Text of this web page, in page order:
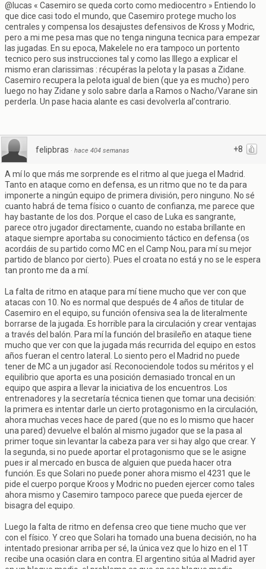
@lucas « Casemiro se queda corto como mediocentro » Entiendo lo
que dice casi todo el mundo, que Casemiro protege mucho los
centrales y compensa los desajustes defensivos de Kross y Modric,
pero a mi me pesa mas que no tenga ninguna tecnica para empezar
las jugadas. En su epoca, Makelele no era tampoco un portento
tecnico pero sus instrucciones tal y como las lllego a explicar el
mismo eran clarissimas : récupéras la pelota y la pasas a Zidane.
Casemiro recupera la pelota igual de bien (que ya es mucho) pero
luego no hay Zidane y solo sabre darla a Ramos o Nacho/Varane sin
perderla. Un pase hacia alante es casi devolverla al’contrario.
+8
felipbras · hace 404 semanas
A mí lo que más me sorprende es el ritmo al que juega el Madrid.
Tanto en ataque como en defensa, es un ritmo que no te da para
imponerte a ningún equipo de primera división, pero ninguno. No sé
cuanto habrá de tema físico o cuanto de confianza, me parece que
hay bastante de los dos. Porque el caso de Luka es sangrante,
parece otro jugador directamente, cuando no estaba brillante en
ataque siempre aportaba su conocimiento táctico en defensa (os
acordáis de su partido como MC en el Camp Nou, para mí su mejor
partido de blanco por cierto). Pues el croata no está y no se le espera
tan pronto me da a mí.
La falta de ritmo en ataque para mí tiene mucho que ver con que
atacas con 10. No es normal que después de 4 años de titular de
Casemiro en el equipo, su función ofensiva sea la de literalmente
borrarse de la jugada. Es horrible para la circulación y crear ventajas
a través del balón. Para mí la función del brasileño en ataque tiene
mucho que ver con que la jugada más recurrida del equipo en estos
años fueran el centro lateral. Lo siento pero el Madrid no puede
tener de MC a un jugador así. Reconociendole todos su méritos y el
equilibrio que aporta es una posición demasiado troncal en un
equipo que aspira a llevar la iniciativa de los encuentros. Los
entrenadores y la secretaría técnica tienen que tomar una decisión:
la primera es intentar darle un cierto protagonismo en la circulación,
ahora muchas veces hace de pared (que no es lo mismo que hacer
una pared) devuelve el balón al mismo jugador que se la pasa al
primer toque sin levantar la cabeza para ver si hay algo que crear. Y
la segunda, si no puede aportar el protagonismo que se le asigne
pues ir al mercado en busca de alguien que pueda hacer otra
función. Es que Solari no puede poner ahora mismo el 4231 que le
pide el cuerpo porque Kroos y Modric no pueden ejercer como tales
ahora mismo y Casemiro tampoco parece que pueda ejercer de
bisagra del equipo.
Luego la falta de ritmo en defensa creo que tiene mucho que ver
con el físico. Y creo que Solari ha tomado una buena decisión, no ha
intentado presionar arriba per sé, la única vez que lo hizo en el 1T
recibe una ocasión clara en contra. El argentino sitúa al Madrid ayer